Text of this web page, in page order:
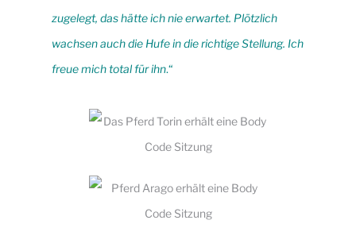
zugelegt, das hätte ich nie erwartet. Plötzlich
wachsen auch die Hufe in die richtige Stellung. Ich
freue mich total für ihn.“